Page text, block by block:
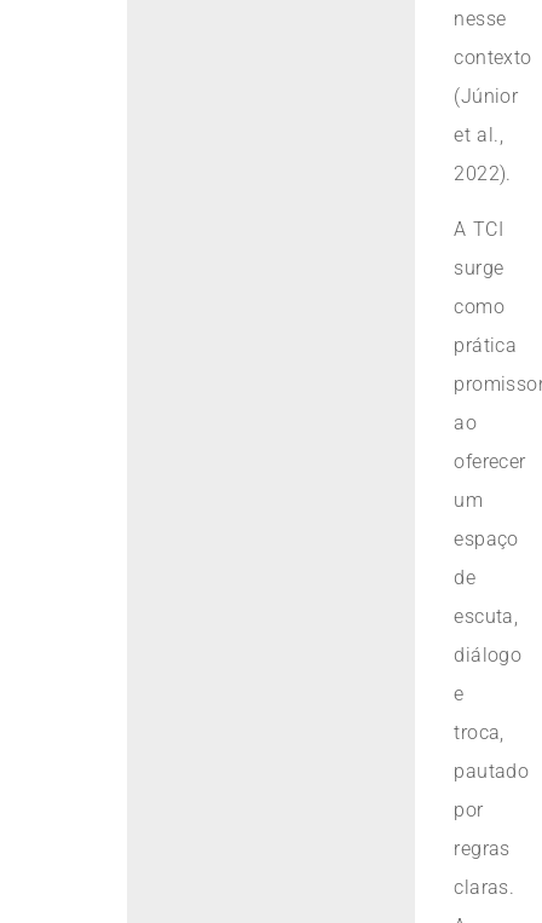
nesse
contexto
(Júnior
et al.,
2022).
A TCI
surge
como
prática
ao
oferecer
um
espaço
de
escuta,
diálogo
e
troca,
pautado
por
regras
claras.